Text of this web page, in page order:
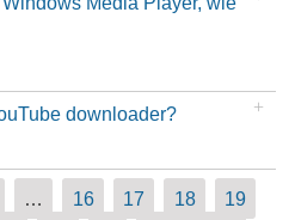
downloader?
… 16 17 18
19